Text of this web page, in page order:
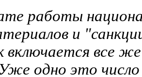
работы
и
включается все
Уже одно это